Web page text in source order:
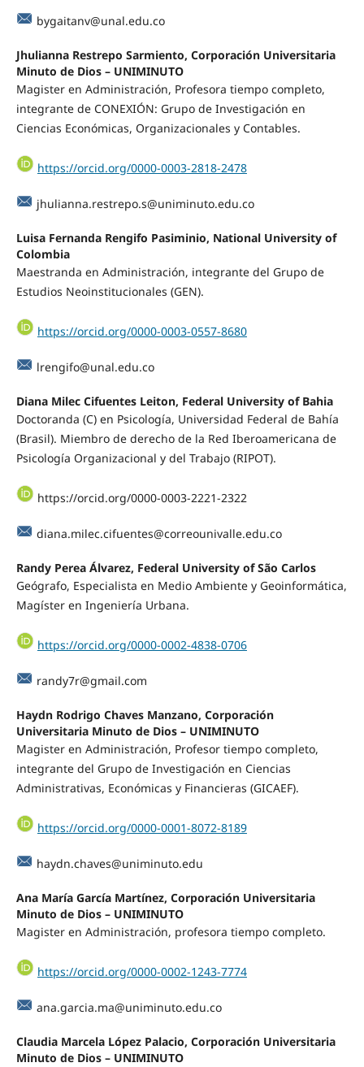
bygaitanv@unal.edu.co
Jhulianna Restrepo Sarmiento, Corporación Universitaria
Minuto de Dios – UNIMINUTO
Magister en Administración, Profesora tiempo completo,
integrante de CONEXIÓN: Grupo de Investigación en
Ciencias Económicas, Organizacionales y Contables.
https://orcid.org/0000-0003-2818-2478
jhulianna.restrepo.s@uniminuto.edu.co
Luisa Fernanda Rengifo Pasiminio, National University of
Colombia
Maestranda en Administración, integrante del Grupo de
Estudios Neoinstitucionales (GEN).
https://orcid.org/0000-0003-0557-8680
lrengifo@unal.edu.co
Diana Milec Cifuentes Leiton, Federal University of Bahia
Doctoranda (C) en Psicología, Universidad Federal de Bahía
(Brasil). Miembro de derecho de la Red Iberoamericana de
Psicología Organizacional y del Trabajo (RIPOT).
https://orcid.org/0000-0003-2221-2322
diana.milec.cifuentes@correounivalle.edu.co
Randy Perea Álvarez, Federal University of São Carlos
Geógrafo, Especialista en Medio Ambiente y Geoinformática,
Magíster en Ingeniería Urbana.
https://orcid.org/0000-0002-4838-0706
randy7r@gmail.com
Haydn Rodrigo Chaves Manzano, Corporación
Universitaria Minuto de Dios – UNIMINUTO
Magister en Administración, Profesor tiempo completo,
integrante del Grupo de Investigación en Ciencias
Administrativas, Económicas y Financieras (GICAEF).
https://orcid.org/0000-0001-8072-8189
haydn.chaves@uniminuto.edu
Ana María García Martínez, Corporación Universitaria
Minuto de Dios – UNIMINUTO
Magister en Administración, profesora tiempo completo.
https://orcid.org/0000-0002-1243-7774
ana.garcia.ma@uniminuto.edu.co
Claudia Marcela López Palacio, Corporación Universitaria
Minuto de Dios – UNIMINUTO